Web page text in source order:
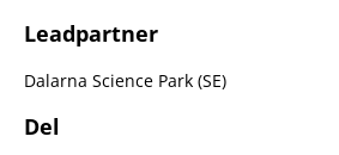
Leadpartner
Dalarna Science Park (SE)
Del